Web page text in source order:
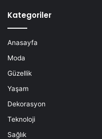
Kategoriler
Anasayfa
Moda
Güzellik
Yaşam
Dekorasyon
Teknoloji
Sağlık